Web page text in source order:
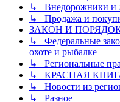
↳ Внедорожники и
↳ Продажа и
ЗАКОН И
↳ Федеральные
охоте и рыбалке
↳ Региональные
↳ КРАСНАЯ
↳ Новости из
↳ Разное